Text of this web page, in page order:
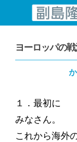
コンテンツへ
ヨーロッパの
１．最初に
みなさん。
これから海外